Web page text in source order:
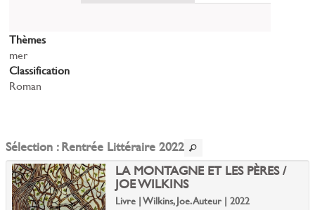
Thèmes
mer
Classification
Roman
Sélection : Rentrée Littéraire 2022
LA MONTAGNE ET LES PÈRES /
JOE WILKINS
Livre | Wilkins, Joe. Auteur | 2022